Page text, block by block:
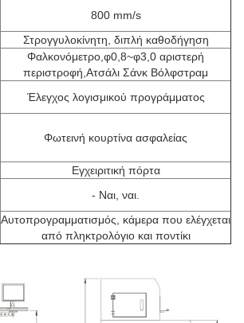
800 mm/s
Στρογγυλοκίνητη, διπλή καθοδήγηση
Φαλκονόμετρο,φ0,8~φ3,0 αριστερή
περιστροφή,Ατσάλι Σάνκ Βόλφστραμ
Έλεγχος λογισμικού προγράμματος
Φωτεινή κουρτίνα ασφαλείας
Εγχειριτική πόρτα
- Ναι, ναι.
Αυτοπρογραμματισμός, κάμερα που ελέγχεται
από πληκτρολόγιο και ποντίκι